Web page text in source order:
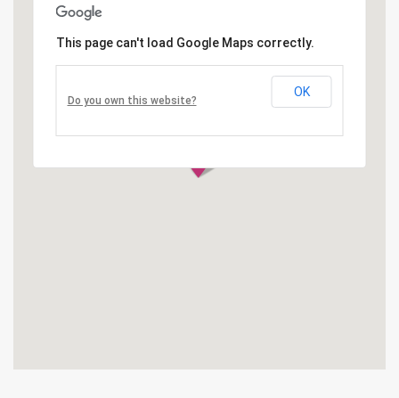
This page can't load Google Maps correctly.
Do you own this website?
OK